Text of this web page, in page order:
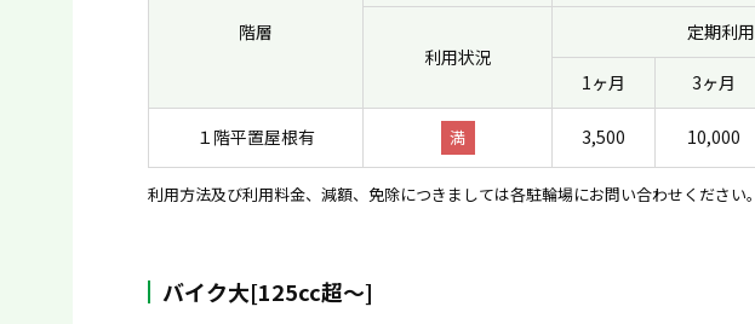
階層
利用状況
定期利用
1ヶ月
3ヶ月
１階平置屋根有 満 3,500 10,000
利用方法及び利用料金、減額、免除につきましては各駐輪場にお問い合わせください。
バイク大[125cc超〜]